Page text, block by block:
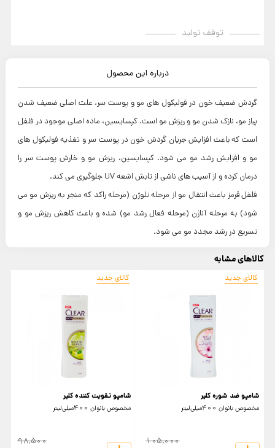
توقف تولید
درباره این محصول
گردش ضعیف خون در فولیکول های مو و پوست سر، علت اصلی ضعیف شدن
پیاز مو، نازک شدن مو و ریزش مو است. کپسایسین، ماده اصلی موجود در فلفل
است که باعث افزایش جریان گردش خون در پوست سر و تغذیه فولیکول های
مو و افزایش رشد مو می شود. کپسایسین، ریزش مو و خارش پوست سر را
درمان کرده و از آسیب های ناشی از تابش اشعه UV جلوگیری می کند.
فلفل قرمز باعث انتقال مو از مرحله تلوژن (مرحله راکد که منجر به ریزش مو می
شود) به مرحله آناژن (مرحله فعال رشد مو) شده و باعث کاهش ریزش مو و
تسریع در رشد مجدد مو می شود.
کالاهای مشابه
کالای جدید
شامپو ضد شوره کلیر
مخصوص بانوان 400میلی‌لیتر
105,000
کالای جدید
شامپو تقویت کننده کلیر
مخصوص بانوان 400میلی‌لیتر
98,500